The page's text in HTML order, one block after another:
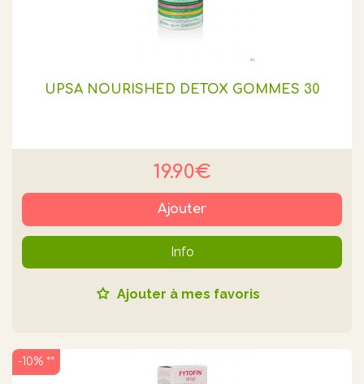
UPSA NOURISHED DETOX GOMMES 30
19.90€
Ajouter
Info
Ajouter à mes favoris
-10% **